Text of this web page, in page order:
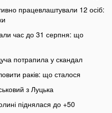
працевлаштували 12 осіб:
час до 31 серпня: що
потрапила у скандал
раків: що сталося
з Луцька
піднялася до +50